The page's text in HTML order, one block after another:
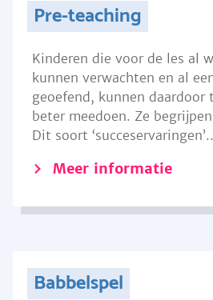
Pre-teaching
Kinderen die voor de les al
kunnen verwachten en al
geoefend, kunnen daardoor
beter meedoen. Ze
Dit soort
Meer informatie
Babbelspel